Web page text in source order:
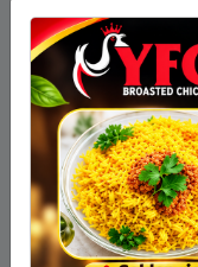
قمة مون بلان ويقود
جديداً في الجولان بإشراف
في الجولان بإشراف